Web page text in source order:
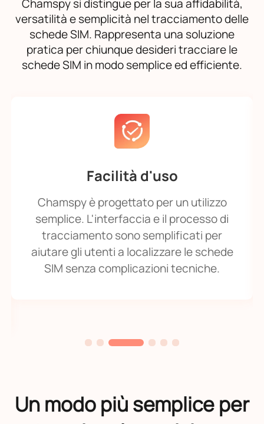
Chamspy si distingue per la sua affidabilità,
versatilità e semplicità nel tracciamento delle
schede SIM. Rappresenta una soluzione
pratica per chiunque desideri tracciare le
schede SIM in modo semplice ed efficiente.
Facilità d'uso
Chamspy è progettato per un utilizzo
semplice. L'interfaccia e il processo di
tracciamento sono semplificati per
aiutare gli utenti a localizzare le schede
SIM senza complicazioni tecniche.
Un modo più semplice per